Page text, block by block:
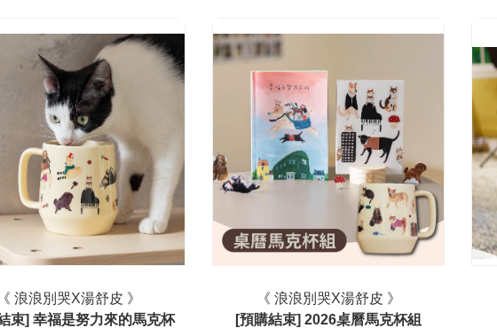
浪浪別哭X湯舒皮 》
束] 幸福是努力來的馬克杯
《 浪浪別哭X湯舒皮 》
[預購結束] 2026桌曆馬克杯組